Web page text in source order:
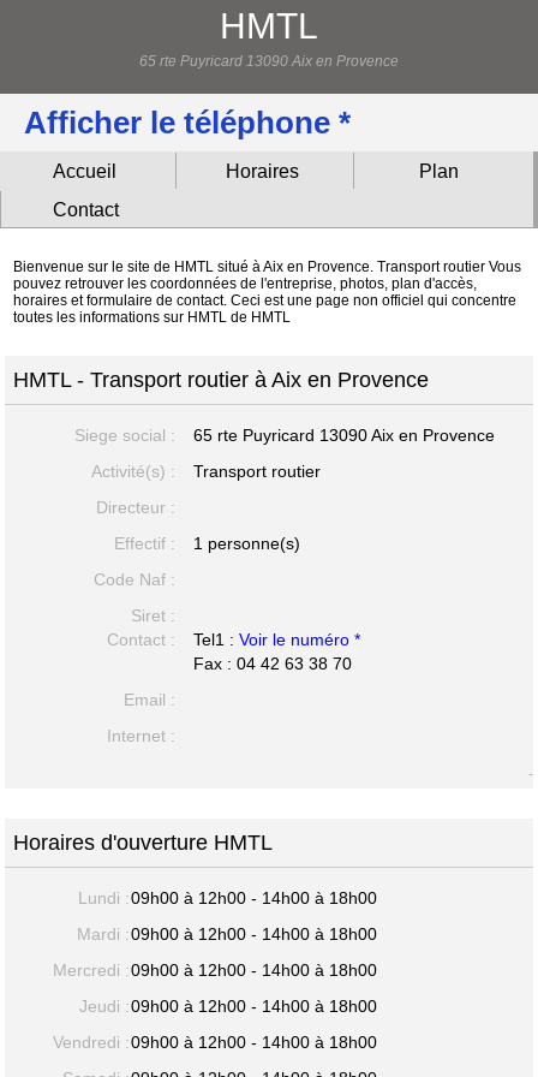
HMTL
65 rte Puyricard 13090 Aix en Provence
Afficher le téléphone *
Accueil Horaires
Plan
Contact
Bienvenue sur le site de HMTL situé à Aix en Provence. Transport routier Vous
pouvez retrouver les coordonnées de l'entreprise, photos, plan d'accès,
horaires et formulaire de contact. Ceci est une page non officiel qui concentre
toutes les informations sur HMTL de HMTL
HMTL - Transport routier à Aix en Provence
Siege social : 65 rte Puyricard 13090 Aix en Provence
Activité(s) :
Transport routier
Directeur :
Effectif :
1 personne(s)
Code Naf :
Siret :
Contact :
Tel1 :Voir le numéro *
Fax : 04 42 63 38 70
Email :
Internet :
-
Horaires d'ouverture HMTL
Lundi :09h00 à 12h00 - 14h00 à 18h00
Mardi :09h00 à 12h00 - 14h00 à 18h00
Mercredi :09h00 à 12h00 - 14h00 à 18h00
Jeudi :09h00 à 12h00 - 14h00 à 18h00
Vendredi :09h00 à 12h00 - 14h00 à 18h00